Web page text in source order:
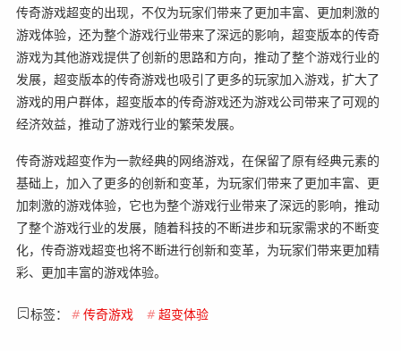
传奇游戏超变的出现，不仅为玩家们带来了更加丰富、更加刺激的
游戏体验，还为整个游戏行业带来了深远的影响，超变版本的传奇
游戏为其他游戏提供了创新的思路和方向，推动了整个游戏行业的
发展，超变版本的传奇游戏也吸引了更多的玩家加入游戏，扩大了
游戏的用户群体，超变版本的传奇游戏还为游戏公司带来了可观的
经济效益，推动了游戏行业的繁荣发展。
传奇游戏超变作为一款经典的网络游戏，在保留了原有经典元素的
基础上，加入了更多的创新和变革，为玩家们带来了更加丰富、更
加刺激的游戏体验，它也为整个游戏行业带来了深远的影响，推动
了整个游戏行业的发展，随着科技的不断进步和玩家需求的不断变
化，传奇游戏超变也将不断进行创新和变革，为玩家们带来更加精
彩、更加丰富的游戏体验。
标签： # 传奇游戏 # 超变体验